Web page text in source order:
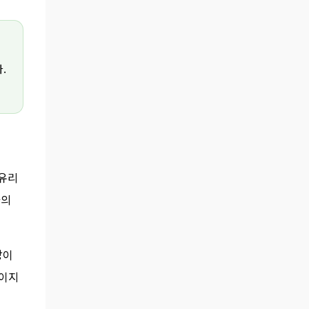
.
리
지